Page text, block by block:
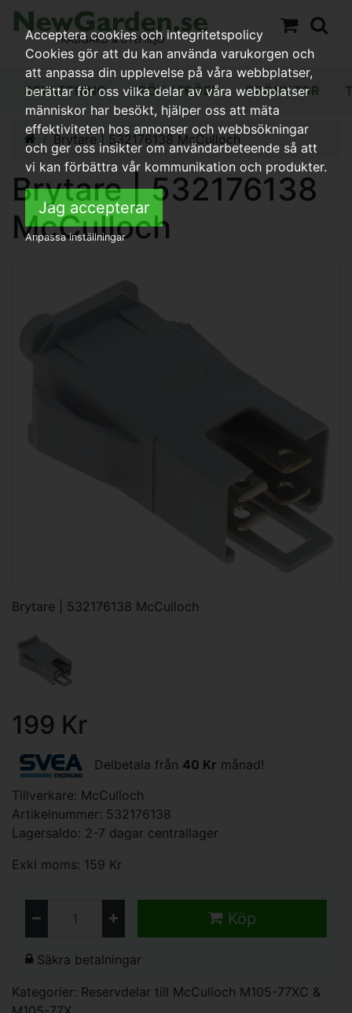
BEVATTNING FRÖN / FRÖER GRÖNYTOR
Brytare | 532176138 McCulloch
Brytare | 532176138
McCulloch
Brytare | 532176138 McCulloch
199 Kr
Delbetala från 40 Kr månad!
Tillverkare: McCulloch
Artikelnummer: 532176138
Lagersaldo: 2-7 dagar centrallager
Exkl moms: 159 Kr
Köp
Säkra betalningar
Kategorier: Reservdelar till McCulloch M105-77XC &
Acceptera cookies och integritetspolicy
Cookies gör att du kan använda varukorgen och
att anpassa din upplevelse på våra webbplatser,
berättar för oss vilka delar av våra webbplatser
människor har besökt, hjälper oss att mäta
effektiviteten hos annonser och webbsökningar
och ger oss insikter om användarbeteende så att
vi kan förbättra vår kommunikation och produkter.
Jag accepterar
Anpassa inställningar